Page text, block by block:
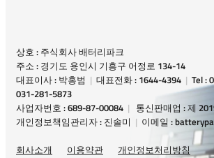
상호 : 주식회사 배터리파크
주소 : 경기도 용인시 기흥구 어정로 134-14
대표이사 : 박홍범 | 대표전화 : 1644-4394 | Tel :
031-281-5873
사업자번호 : 689-87-00084 | 통신판매업 : 제
개인정보책임관리자 : 진솔미 | 이메일 :
회사소개 이용약관 개인정보처리방침